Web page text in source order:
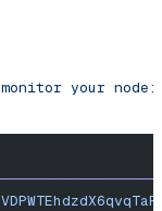
monitor your node: